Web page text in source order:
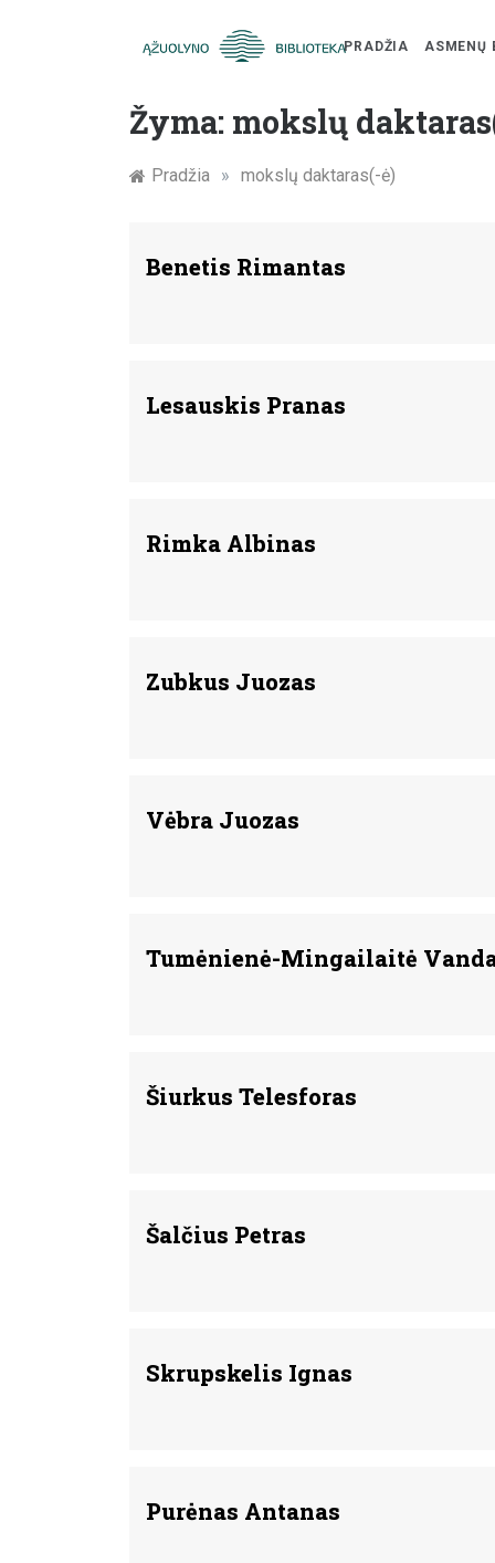
Žymūs
Kauno
atminimo
PRADŽIA ASMENŲ
Žyma: mokslų
Pradžia » mokslų daktaras(-ė)
Benetis Rimantas
Lesauskis Pranas
Rimka Albinas
Zubkus Juozas
Vėbra Juozas
Tumėnienė-Mingailaitė
Šiurkus Telesforas
Šalčius Petras
Skrupskelis Ignas
Purėnas Antanas